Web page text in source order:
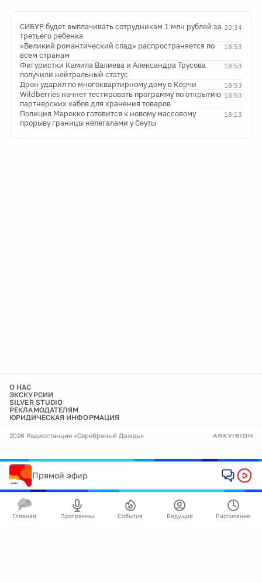
20:34
СИБУР будет выплачивать сотрудникам 1 млн рублей за
третьего ребенка
18:53
«Великий романтический спад» распространяется по
всем странам
18:53
Фигуристки Камила Валиева и Александра Трусова
получили нейтральный статус
18:53
Дрон ударил по многоквартирному дому в Керчи
18:53
Wildberries начнет тестировать программу по открытию
партнерских хабов для хранения товаров
18:13
Полиция Марокко готовится к новому массовому
прорыву границы нелегалами у Сеуты
О НАС
ЭКСКУРСИИ
SILVER STUDIO
РЕКЛАМОДАТЕЛЯМ
ЮРИДИЧЕСКАЯ ИНФОРМАЦИЯ
2026 Радиостанция «Серебряный Дождь»
Прямой эфир
Главная Программы События Ведущие Расписание